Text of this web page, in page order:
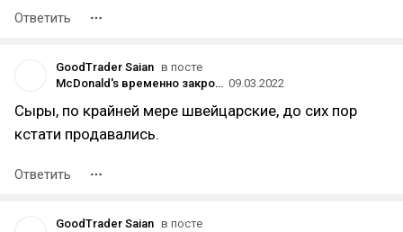
Ответить
GoodTrader Saian в посте
McDonald's временно закроет свои рестораны в России 09.03.2022
Сыры, по крайней мере швейцарские, до сих пор
кстати продавались.
Ответить
GoodTrader Saian в посте